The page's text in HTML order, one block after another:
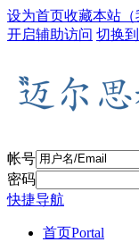
设为首页收藏本站
开启辅助访问 切换
帐号
密码
快捷导航
首页Portal